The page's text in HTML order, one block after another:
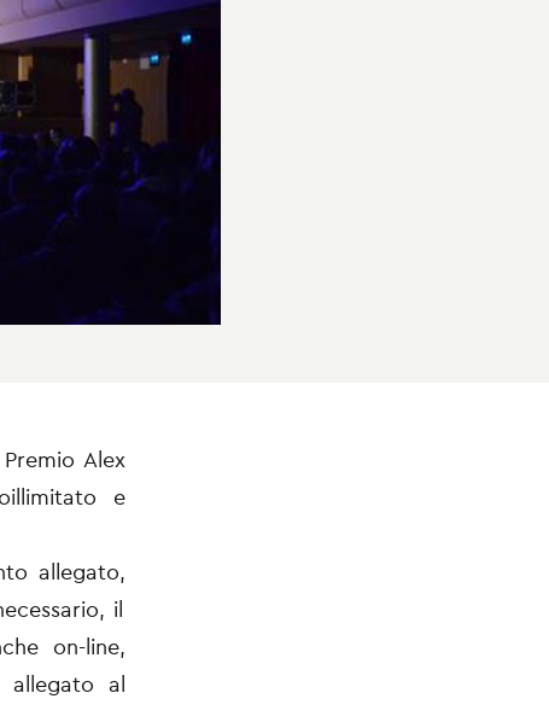
Alex
e
allegato,
il
on-line,
al